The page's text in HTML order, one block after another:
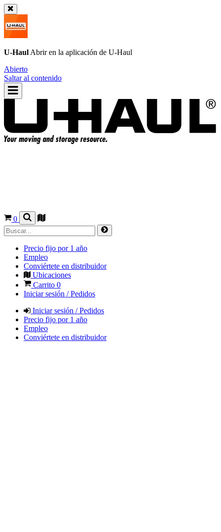
U-Haul Abrir en la aplicación de U-Haul
Abierto
Saltar al contenido
0
Precio fijo por 1 año
Empleo
Conviértete en distribuidor
Ubicaciones
Carrito 0
Iniciar sesión / Pedidos
Iniciar sesión / Pedidos
Precio fijo por 1 año
Empleo
Conviértete en distribuidor